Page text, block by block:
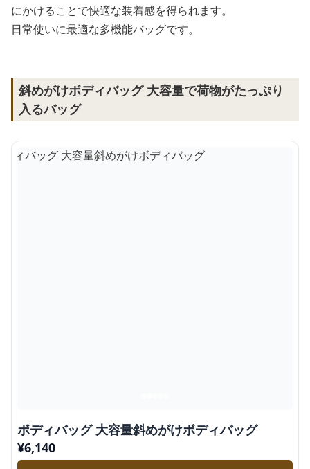
にかけることで快適な装着感を得られます。
日常使いに最適な多機能バッグです。
斜めがけボディバッグ 大容量で荷物がたっぷり
入るバッグ
ボディバッグ 大容量斜めがけボディバッグ
¥6,140